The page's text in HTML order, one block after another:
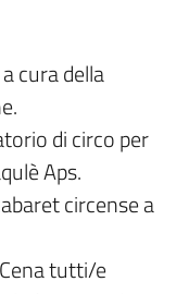
cura della
di circo per
Aps.
circense a
tutti/e